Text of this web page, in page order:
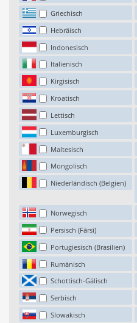
Griechisch
Hebräisch
Indonesisch
Italienisch
Kirgisisch
Kroatisch
Lettisch
Luxemburgisch
Maltesisch
Mongolisch
Niederländisch (Belgien)
Norwegisch
Persisch (Fārsī)
Portugiesisch (Brasilien)
Rumänisch
Schottisch-Gälisch
Serbisch
Slowakisch